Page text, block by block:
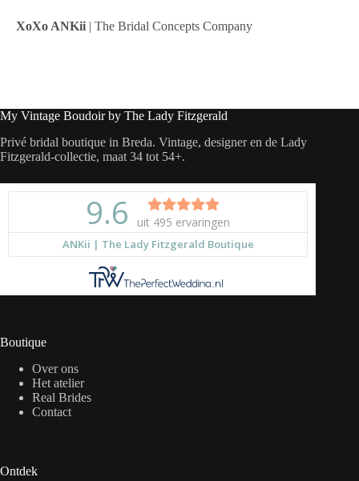
XoXo ANKii | The Bridal Concepts Company
My Vintage Boudoir by The Lady Fitzgerald
Privé bridal boutique in Breda. Vintage, designer en de Lady
Fitzgerald-collectie, maat 34 tot 54+.
Boutique
Over ons
Het atelier
Real Brides
Contact
Ontdek